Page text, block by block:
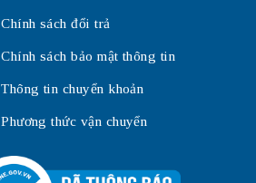
Chính sách đổi trả
Chính sách bảo mật thông tin
Thông tin chuyển khoản
Phương thức vận chuyển